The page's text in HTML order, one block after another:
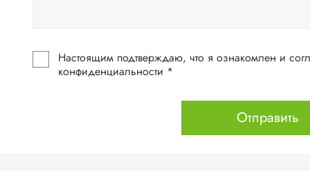
Настоящим подтверждаю, что я ознакомлен и согласен с
конфиденциальности *
Отправить